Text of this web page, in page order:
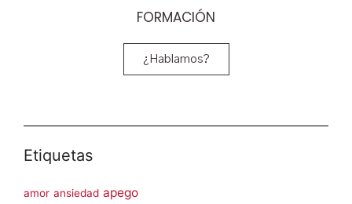
FORMACIÓN
¿Hablamos?
Etiquetas
amor ansiedad apego